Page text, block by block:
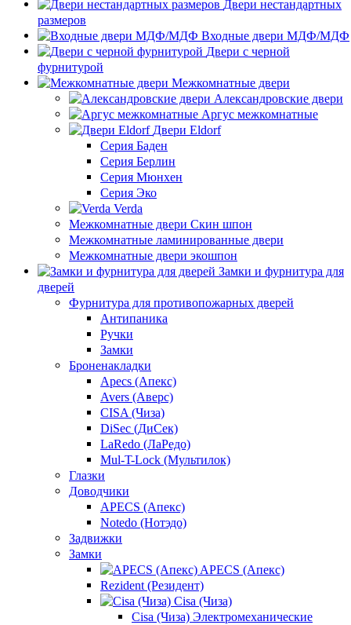
Двери нестандартных
размеров
Входные двери МДФ/МДФ
Двери с черной
фурнитурой
Межкомнатные двери
Александровские двери
Аргус межкомнатные
Двери Eldorf
Серия Баден
Серия Берлин
Серия Мюнхен
Серия Эко
Verda
Межкомнатные двери Скин шпон
Межкомнатные ламинированные двери
Межкомнатные двери экошпон
Замки и фурнитура для
дверей
Фурнитура для противопожарных дверей
Антипаника
Ручки
Замки
Броненакладки
Apecs (Апекс)
Avers (Аверс)
CISA (Чиза)
DiSec (ДиСек)
LaRedo (ЛаРедо)
Mul-T-Lock (Мультилок)
Глазки
Доводчики
APECS (Апекс)
Notedo (Нотэдо)
Задвижки
Замки
APECS (Апекс)
Rezident (Резидент)
Cisa (Чиза)
Cisa (Чиза) Электромеханические